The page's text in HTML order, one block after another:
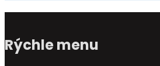
Rýchle menu